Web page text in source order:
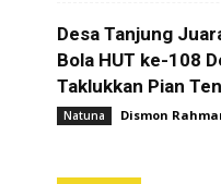
Desa Tanjung
Bola HUT ke-108
Taklukkan Pian
Natuna Dismon